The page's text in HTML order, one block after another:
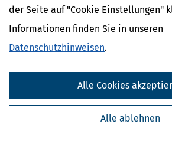
der Seite auf "Cookie Einstellungen"
Informationen finden Sie in unseren
Datenschutzhinweisen.
Alle ablehnen
Alle Cookies
Anwesenheitsprämien
Apothekerzuschüsse